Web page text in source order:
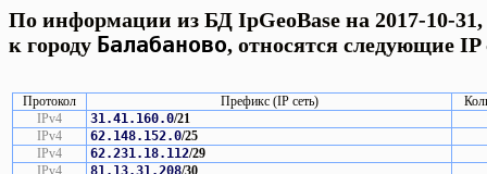
По информации из БД IpGeoBase на 2017-10-31,
к городу Балабаново, относятся следующие IP
Протокол Префикс (IP сеть)
IPv4
31.41.160.0/21
IPv4
62.148.152.0/25
IPv4
62.231.18.112/29
IPv4
81.13.31.208/30